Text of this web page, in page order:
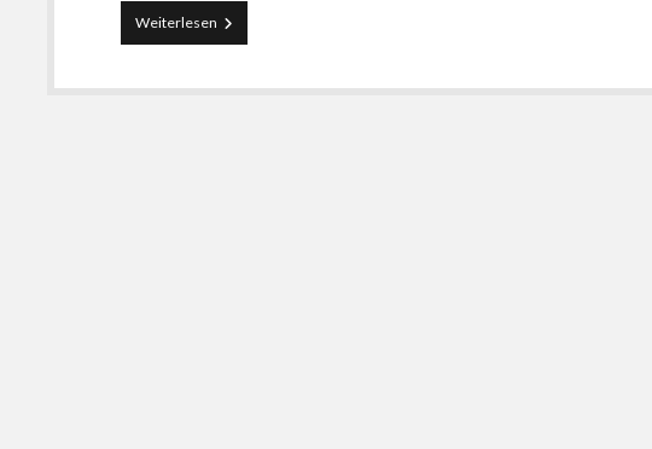
Weiterlesen Was
erlauben
Über